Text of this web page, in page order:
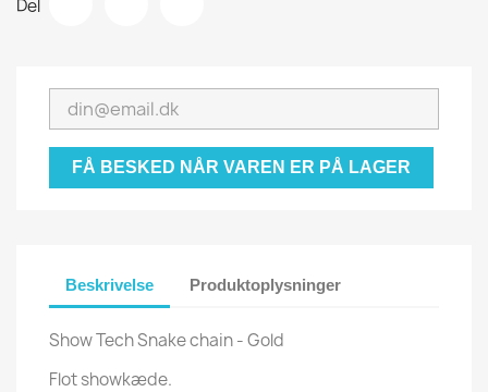
Del
FÅ BESKED NÅR VAREN ER PÅ LAGER
Beskrivelse Produktoplysninger
Show Tech Snake chain - Gold
Flot showkæde.